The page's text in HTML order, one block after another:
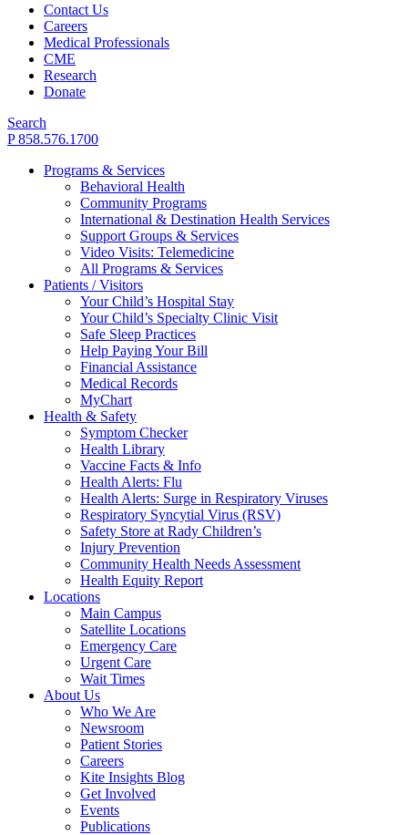
Contact Us
Careers
Medical Professionals
CME
Research
Donate
Search
P 858.576.1700
Programs & Services
Behavioral Health
Community Programs
International & Destination Health Services
Support Groups & Services
Video Visits: Telemedicine
All Programs & Services
Patients / Visitors
Your Child’s Hospital Stay
Your Child’s Specialty Clinic Visit
Safe Sleep Practices
Help Paying Your Bill
Financial Assistance
Medical Records
MyChart
Health & Safety
Symptom Checker
Health Library
Vaccine Facts & Info
Health Alerts: Flu
Health Alerts: Surge in Respiratory Viruses
Respiratory Syncytial Virus (RSV)
Safety Store at Rady Children’s
Injury Prevention
Community Health Needs Assessment
Health Equity Report
Locations
Main Campus
Satellite Locations
Emergency Care
Urgent Care
Wait Times
About Us
Who We Are
Newsroom
Patient Stories
Careers
Kite Insights Blog
Get Involved
Events
Publications